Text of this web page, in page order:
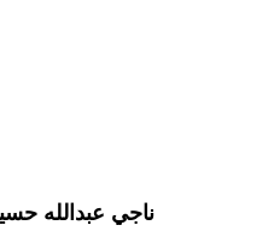
ناجي عبدالله